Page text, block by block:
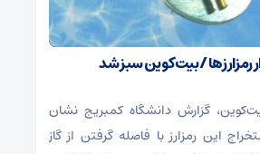
رمزارزها / بیت‌کوین سبز شد
گزارش دانشگاه کمبریج نشان
این رمزارز با فاصله گرفتن از گاز